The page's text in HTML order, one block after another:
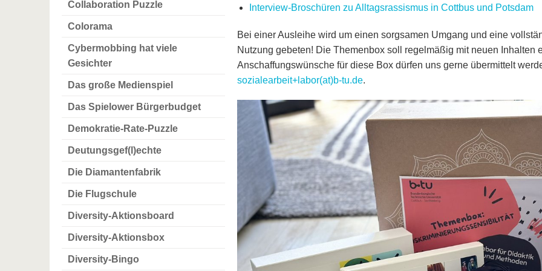
Collaboration Puzzle
Colorama
Cybermobbing hat viele
Gesichter
Das große Medienspiel
Das Spielower Bürgerbudget
Demokratie-Rate-Puzzle
Deutungsgef(l)echte
Die Diamantenfabrik
Die Flugschule
Diversity-Aktionsboard
Diversity-Aktionsbox
Diversity-Bingo
Interview-Broschüren zu Alltagsrassismus in Cottbus und Potsdam
Bei einer Ausleihe wird um einen sorgsamen Umgang und eine
Nutzung gebeten! Die Themenbox soll regelmäßig mit neuen Inhalten
Anschaffungswünsche für diese Box dürfen uns gerne übermittelt
sozialearbeit+labor(at)b-tu.de.